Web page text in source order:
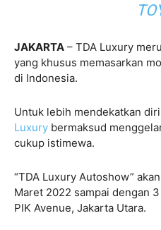
JAKARTA – TDA Luxury
yang khusus memasarkan
di Indonesia.
Untuk lebih mendekatkan
Luxury bermaksud
cukup istimewa.
“TDA Luxury Autoshow”
Maret 2022 sampai dengan
PIK Avenue, Jakarta Utara.